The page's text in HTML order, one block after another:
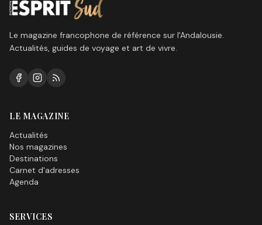
Le magazine francophone de référence sur l'Andalousie.
Actualités, guides de voyage et art de vivre.
LE MAGAZINE
Actualités
Nos magazines
Destinations
Carnet d'adresses
Agenda
SERVICES